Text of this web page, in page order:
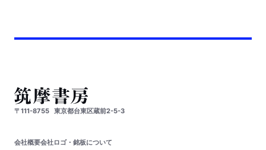
〒111-8755 東京都台東区蔵前2-5-3
会社概要会社ロゴ・銘板について